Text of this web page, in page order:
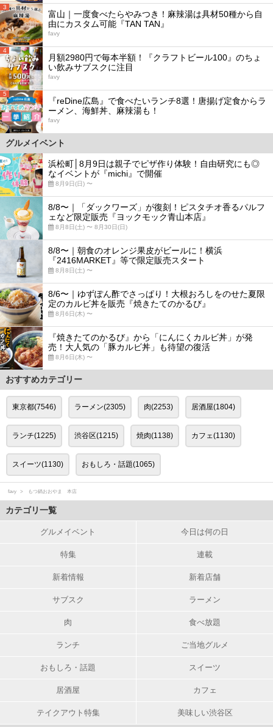
3
富山｜一度食べたらやみつき！麻辣湯は具材50種から自
由にカスタム可能『TAN TAN』
favy
4
月額2980円で毎本半額！『クラフトビール100』のちょ
い飲みサブスクに注目
favy
5
『reDine広島』で食べたいランチ8選！唐揚げ定食からラ
ーメン、海鮮丼、麻辣湯も！
favy
グルメイベント
浜松町│8月9日は親子でピザ作り体験！自由研究にも◎
なイベントが『michi』で開催
8月9日(日) 〜
8/8〜｜「ダックワーズ」が復刻！ピスタチオ香るパルフ
ェなど限定販売『ヨックモック青山本店』
8月8日(土) 〜 8月30日(日)
8/8〜｜朝食のオレンジ果皮がビールに！横浜
『2416MARKET』等で限定販売スタート
8月8日(土) 〜
8/6〜｜ゆずぽん酢でさっぱり！大根おろしをのせた夏限
定のカルビ丼を販売『焼きたてのかるび』
8月6日(木) 〜
『焼きたてのかるび』から「にんにくカルビ丼」が発
売！大人気の「豚カルビ丼」も待望の復活
8月6日(木) 〜
おすすめカテゴリー
東京都(7546) ラーメン(2305) 肉(2253) 居酒屋(1804)
ランチ(1225) 渋谷区(1215) 焼肉(1138) カフェ(1130)
スイーツ(1130) おもしろ・話題(1065)
favy もつ鍋おおやま 本店
カテゴリ一覧
グルメイベント 今日は何の日
特集 連載
新着情報 新着店舗
サブスク ラーメン
肉 食べ放題
ランチ ご当地グルメ
おもしろ・話題 スイーツ
居酒屋 カフェ
テイクアウト特集 美味しい渋谷区